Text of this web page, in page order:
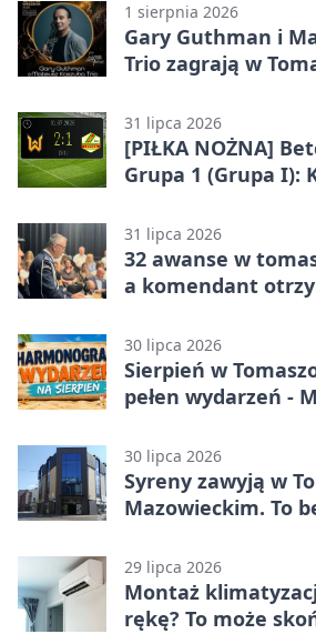
1 sierpnia 2026
Gary Guthman i
Trio zagrają w
31 lipca 2026
[PIŁKA NOŻNA]
Grupa 1 (Grupa I):
Mazowiecki 2:1
31 lipca 2026
32 awanse w
a komendant
30 lipca 2026
Sierpień w
pełen wydarzeń -
30 lipca 2026
Syreny zawyją w
Mazowieckim. To
29 lipca 2026
Montaż
rękę? To może